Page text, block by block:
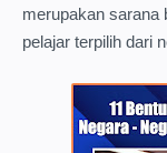
merupakan sarana
pelajar terpilih dari